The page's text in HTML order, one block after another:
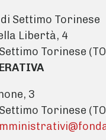
Settimo Torinese
Libertà, 4
Torinese
3
Torinese